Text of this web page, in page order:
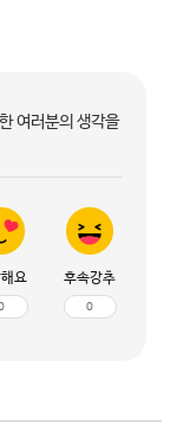
여러분의 생각을
요 후속강추
0